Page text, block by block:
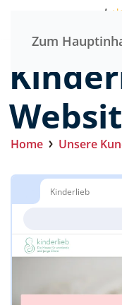
Zum
Home Unsere
Kinderlieb